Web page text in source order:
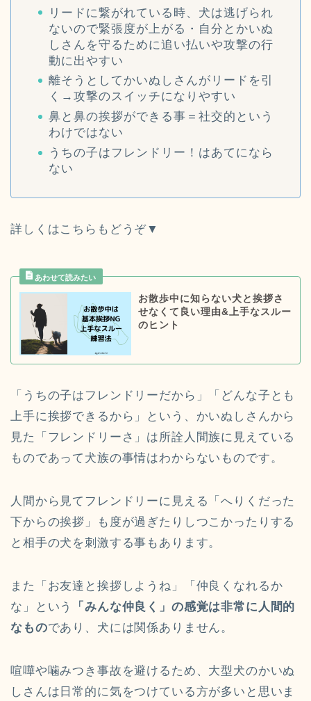
リードに繋がれている時、犬は逃げられ
ないので緊張度が上がる・自分とかいぬ
しさんを守るために追い払いや攻撃の行
動に出やすい
離そうとしてかいぬしさんがリードを引
く→攻撃のスイッチになりやすい
鼻と鼻の挨拶ができる事＝社交的という
わけではない
うちの子はフレンドリー！はあてになら
ない
詳しくはこちらもどうぞ▼
お散歩中に知らない犬と挨拶さ
せなくて良い理由&上手なスルー
のヒント
「うちの子はフレンドリーだから」「どんな子とも
上手に挨拶できるから」という、かいぬしさんから
見た「フレンドリーさ」は所詮人間族に見えている
ものであって犬族の事情はわからないものです。
人間から見てフレンドリーに見える「へりくだった
下からの挨拶」も度が過ぎたりしつこかったりする
と相手の犬を刺激する事もあります。
また「お友達と挨拶しようね」「仲良くなれるか
な」という
「みんな仲良く」の感覚は非常に人間的
なものであり、犬には関係ありません。
喧嘩や噛みつき事故を避けるため、大型犬のかいぬ
しさんは日常的に気をつけている方が多いと思いま